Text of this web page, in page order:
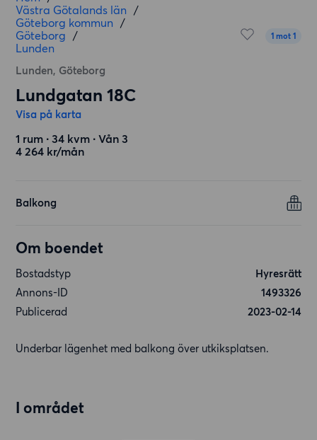
Västra Götalands län /
Göteborg kommun /
Göteborg /
Lunden
Lunden, Göteborg
1 mot 1
Lundgatan 18C
Visa på karta
1 rum ∙ 34 kvm ∙ Vån 3
4 264 kr/mån
Balkong
Om boendet
Bostadstyp
Hyresrätt
Annons-ID
1493326
Publicerad
2023-02-14
Underbar lägenhet med balkong över utkiksplatsen.
I området